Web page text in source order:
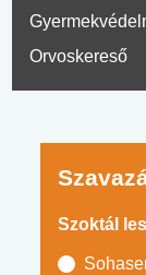
Orvoskereső
Szoktál